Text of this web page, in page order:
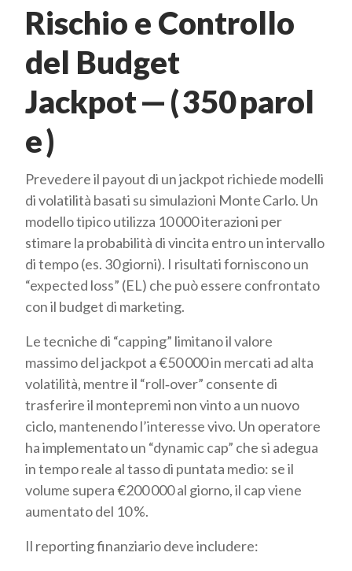
Rischio e Controllo
del Budget
Jackpot — ( 350 parol
e )
Prevedere il payout di un jackpot richiede modelli
di volatilità basati su simulazioni Monte Carlo. Un
modello tipico utilizza 10 000 iterazioni per
stimare la probabilità di vincita entro un intervallo
di tempo (es. 30 giorni). I risultati forniscono un
“expected loss” (EL) che può essere confrontato
con il budget di marketing.
Le tecniche di “capping” limitano il valore
massimo del jackpot a €50 000 in mercati ad alta
volatilità, mentre il “roll‑over” consente di
trasferire il montepremi non vinto a un nuovo
ciclo, mantenendo l’interesse vivo. Un operatore
ha implementato un “dynamic cap” che si adegua
in tempo reale al tasso di puntata medio: se il
volume supera €200 000 al giorno, il cap viene
aumentato del 10 %.
Il reporting finanziario deve includere: